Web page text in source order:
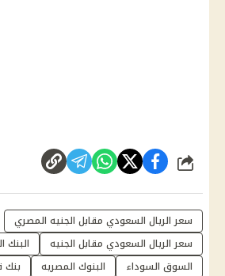
شارك
سعر الريال السعودي مقابل الجنيه المصري
سعر الريال السعودي مقابل الجنيه
البنك
السوق السوداء
البنوك المصريه
بنك